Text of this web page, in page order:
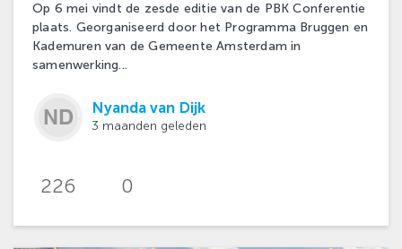
Op 6 mei vindt de zesde editie van de PBK Conferentie
plaats. Georganiseerd door het Programma Bruggen en
Kademuren van de Gemeente Amsterdam in
samenwerking...
Nyanda van Dijk
3 maanden geleden
226 0